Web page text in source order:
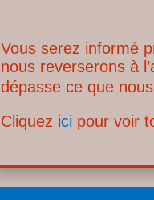
Vous serez informé
nous reverserons à
dépasse ce que
Cliquez ici pour voir